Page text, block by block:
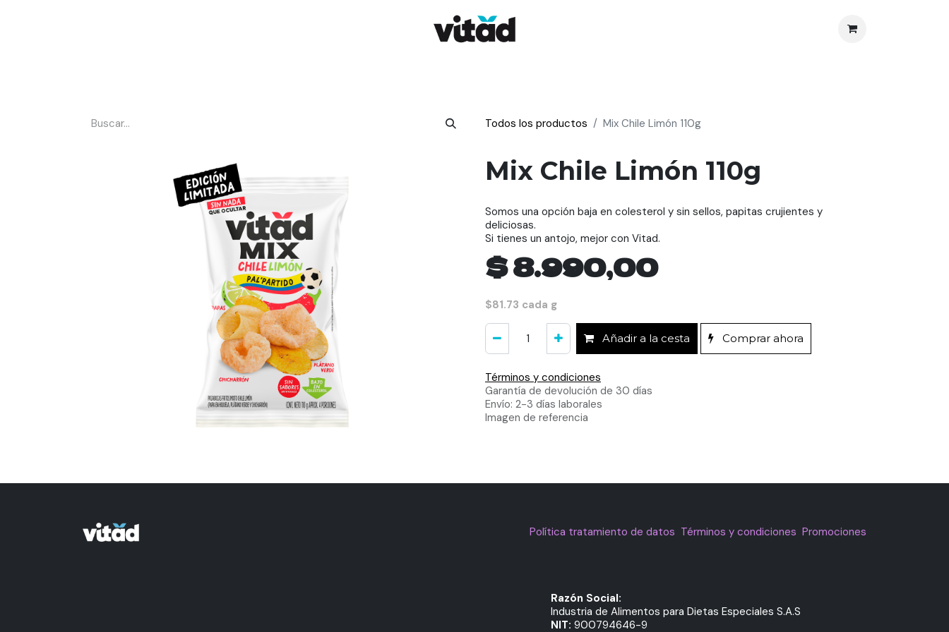
Todos los productos Mix Chile Limón 110g
Mix Chile Limón 110g
Somos una opción baja en colesterol y sin sellos, papitas crujientes y
deliciosas.
Si tienes un antojo, mejor con Vitad.
$8.990,00
$81.73 cada g
Añadir a la cesta Comprar ahora
Términos y condiciones
Garantía de devolución de 30 días
Envío: 2-3 días laborales
Imagen de referencia
Política tratamiento de datos Términos y condiciones Promociones
Razón Social:
Industria de Alimentos para Dietas Especiales S.A.S
NIT: 900794646-9